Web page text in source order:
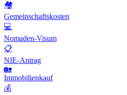
🏘️
Gemeinschaftskosten
💻
Nomaden-Visum
📋
NIE-Antrag
🏡
Immobilienkauf
💰